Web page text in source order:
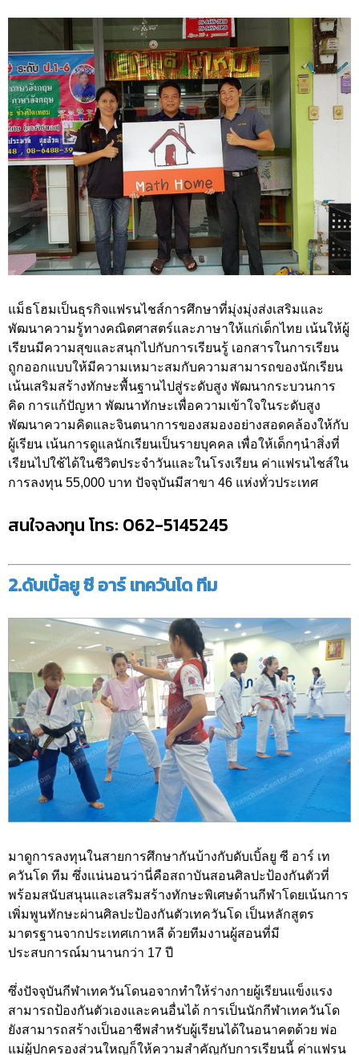
แม็ธโฮมเป็นธุรกิจแฟรนไชส์การศึกษาที่มุ่งมุ่งส่งเสริมและ
พัฒนาความรู้ทางคณิตศาสตร์และภาษาให้แก่เด็กไทย เน้นให้ผู้
เรียนมีความสุขและสนุกไปกับการเรียนรู้ เอกสารในการเรียน
ถูกออกแบบให้มีความเหมาะสมกับความสามารถของนักเรียน
เน้นเสริมสร้างทักษะพื้นฐานไปสู่ระดับสูง พัฒนากระบวนการ
คิด การแก้ปัญหา พัฒนาทักษะเพื่อความเข้าใจในระดับสูง
พัฒนาความคิดและจินตนาการของสมองอย่างสอดคล้องให้กับ
ผู้เรียน เน้นการดูแลนักเรียนเป็นรายบุคคล เพื่อให้เด็กๆนำสิ่งที่
เรียนไปใช้ได้ในชีวิตประจำวันและในโรงเรียน ค่าแฟรนไชส์ใน
การลงทุน 55,000 บาท ปัจจุบันมีสาขา 46 แห่งทั่วประเทศ
สนใจลงทุน โทร: 062-5145245
2.ดับเบิ้ลยู ซี อาร์ เทควันโด ทีม
มาดูการลงทุนในสายการศึกษากันบ้างกับดับเบิ้ลยู ซี อาร์ เท
ควันโด ทีม ซึ่งแน่นอนว่านี่คือสถาบันสอนศิลปะป้องกันตัวที่
พร้อมสนับสนุนและเสริมสร้างทักษะพิเศษด้านกีฬาโดยเน้นการ
เพิ่มพูนทักษะผ่านศิลปะป้องกันตัวเทควันโด เป็นหลักสูตร
มาตรฐานจากประเทศเกาหลี ด้วยทีมงานผู้สอนที่มี
ประสบการณ์มานานกว่า 17 ปี
ซึ่งปัจจุบันกีฬาเทควันโดนอจากทำให้ร่างกายผู้เรียนแข็งแรง
สามารถป้องกันตัวเองและคนอื่นได้ การเป็นนักกีฬาเทควันโด
ยังสามารถสร้างเป็นอาชีพสำหรับผู้เรียนได้ในอนาคตด้วย พ่อ
แม่ผู้ปกครองส่วนใหญก็ให้ความสำคัญกับการเรียนนี้ ค่าแฟรน